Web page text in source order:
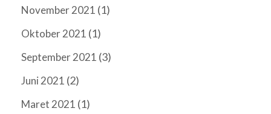
November 2021 (1)
Oktober 2021 (1)
September 2021 (3)
Juni 2021 (2)
Maret 2021 (1)